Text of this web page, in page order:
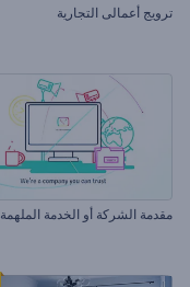
ترويج أعمالى التجارية
مقدمة الشركة أو الخدمة الملهمة